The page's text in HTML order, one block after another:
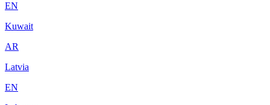
EN
Kuwait
AR
Latvia
EN